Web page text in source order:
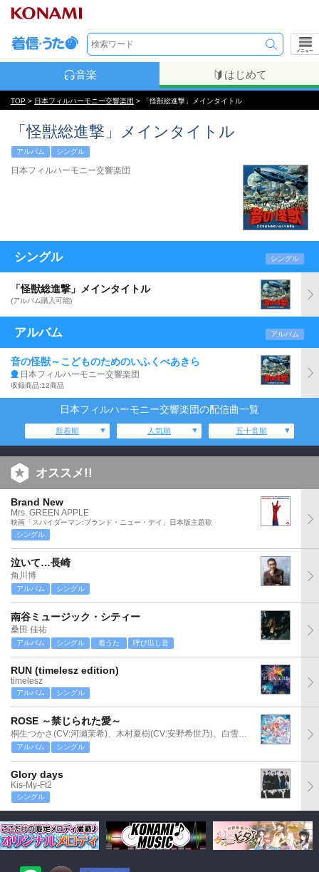
メニュー
音楽 はじめて
TOP > 日本フィルハーモニー交響楽団 > 「怪獣総進撃」メインタイトル
「怪獣総進撃」メインタイトル
アルバム シングル
日本フィルハーモニー交響楽団
シングル シングル
「怪獣総進撃」メインタイトル
(アルバム購入可能)
アルバム アルバム
音の怪獣～こどものためのいふくべあきら
日本フィルハーモニー交響楽団
収録商品:12商品
日本フィルハーモニー交響楽団の配信曲一覧
新着順 人気順 五十音順
オススメ!!
Brand New
Mrs. GREEN APPLE
映画「スパイダーマン:ブランド・ニュー・デイ」日本版主題歌
シングル
泣いて…長崎
角川博
アルバム シングル
南谷ミュージック・シティー
桑田 佳祐
アルバム シングル 着うた 呼び出し音
RUN (timelesz edition)
timelesz
アルバム シングル
ROSE ～禁じられた愛～
桐生つかさ(CV:河瀬茉希)、木村夏樹(CV:安野希世乃)、白雪千夜(CV:関口理咲)
アルバム シングル
Glory days
Kis-My-Ft2
シングル